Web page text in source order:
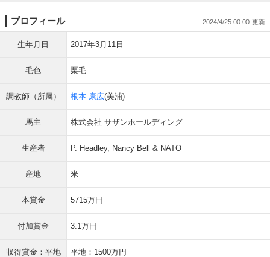
プロフィール 2024/4/25 00:00
生年月日 2017年3月11日
毛色 栗毛
調教師（所属） 根本 康広(美浦)
馬主 株式会社 サザンホールディング
生産者 P. Headley, Nancy Bell & NATO
産地 米
本賞金 5715万円
付加賞金 3.1万円
収得賞金：平地 平地：1500万円